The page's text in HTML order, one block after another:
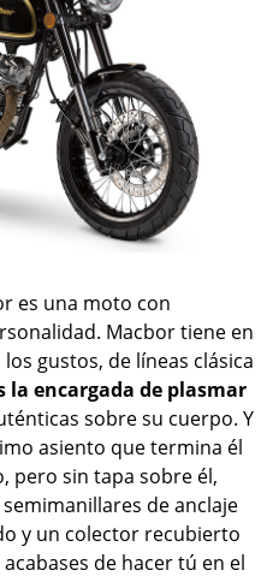
es una moto con
Macbor tiene en
gustos, de líneas clásica
la encargada de plasmar
sobre su cuerpo. Y
asiento que termina él
pero sin tapa sobre él,
de anclaje
y un colector recubierto
de hacer tú en el